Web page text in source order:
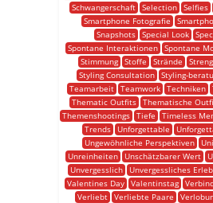
Schwangerschaft
Selection Selfies
Smartphone Fotografie
Snapshots Special Look
Spontane Interaktionen Spontane
Stimmung Stoffe Strände
Styling Consultation
Styling-
Teamarbeit
Teamwork Techniken
Thematic Outfits
Thematische
Themenshootings Tiefe Timeless
Trends
Unforgettable
Ungewöhnliche Perspektiven
Unreinheiten
Unschätzbarer Wert
Unvergesslich
Unvergessliches
Valentines Day
Valentinstag
Verliebt Verliebte Paare